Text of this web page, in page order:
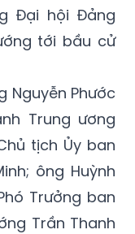
Đại hội Đảng
tới bầu cử
Nguyễn Phước
Trung ương
tịch Ủy ban
ông Huỳnh
Trưởng ban
Trần Thanh